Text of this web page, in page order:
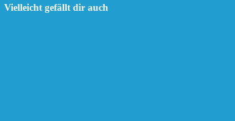
Vielleicht gefällt dir auch